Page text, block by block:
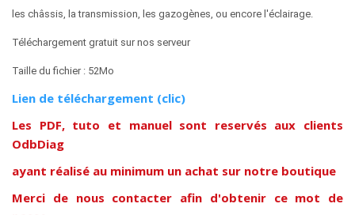
les châssis, la transmission, les gazogènes, ou encore l'éclairage.
Téléchargement gratuit sur nos serveur
Taille du fichier : 52Mo
Lien de téléchargement (clic)
Les PDF, tuto et manuel sont reservés aux clients
OdbDiag
ayant réalisé au minimum un achat sur notre boutique
Merci de nous contacter afin d'obtenir ce mot de